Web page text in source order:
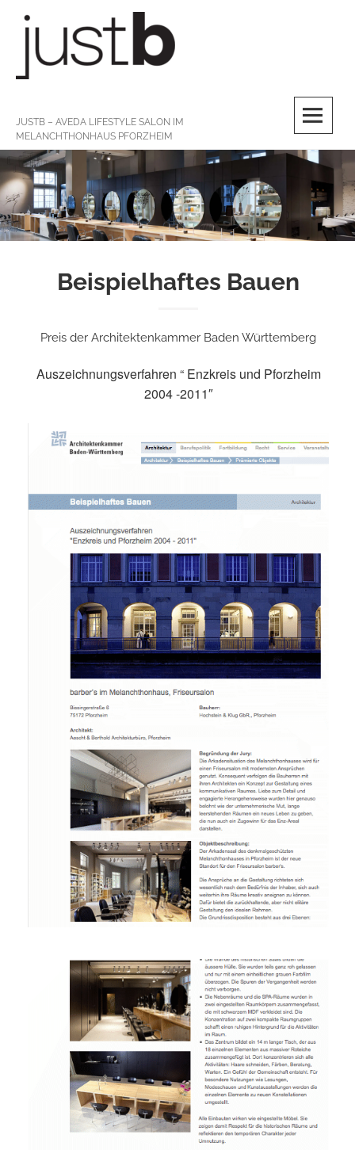
content
JUSTB – AVEDA LIFESTYLE SALON IM
MELANCHTHONHAUS PFORZHEIM
Beispielhaftes Bauen
Preis der Architektenkammer Baden Württemberg
Auszeichnungsverfahren “ Enzkreis und Pforzheim
2004 -2011″